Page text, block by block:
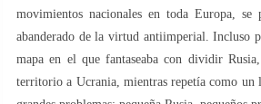
movimientos nacionales en toda Europa, se
abanderado de la virtud antiimperial. Incluso
mapa en el que fantaseaba con dividir
territorio a Ucrania, mientras repetía como un